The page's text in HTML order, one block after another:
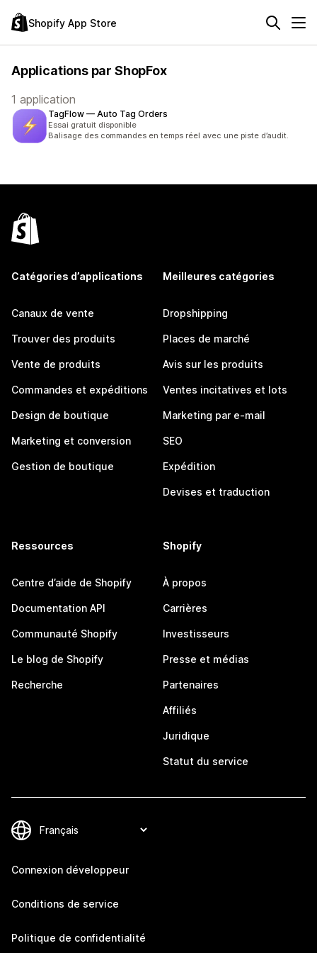
Shopify App Store
Applications par ShopFox
1 application
TagFlow — Auto Tag Orders
Essai gratuit disponible
Balisage des commandes en temps réel avec une piste d’audit.
Catégories d’applications
Canaux de vente
Trouver des produits
Vente de produits
Commandes et expéditions
Design de boutique
Marketing et conversion
Gestion de boutique
Meilleures catégories
Dropshipping
Places de marché
Avis sur les produits
Ventes incitatives et lots
Marketing par e-mail
SEO
Expédition
Devises et traduction
Ressources
Centre d’aide de Shopify
Documentation API
Communauté Shopify
Le blog de Shopify
Recherche
Shopify
À propos
Carrières
Investisseurs
Presse et médias
Partenaires
Affiliés
Juridique
Statut du service
Connexion développeur
Conditions de service
Politique de confidentialité